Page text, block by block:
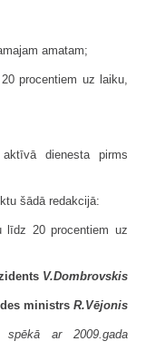
amatam;
procentiem uz laiku,
dienesta pirms
šādā redakcijā:
līdz 20 procentiem uz
V.Dombrovskis
ministrs R.Vējonis
spēkā ar 2009.gada